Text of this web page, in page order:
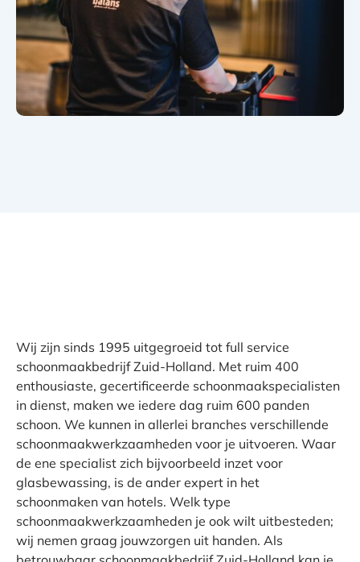
Wij zijn sinds 1995 uitgegroeid tot full service
schoonmaakbedrijf Zuid-Holland. Met ruim 400
enthousiaste, gecertificeerde schoonmaakspecialisten
in dienst, maken we iedere dag ruim 600 panden
schoon. We kunnen in allerlei branches verschillende
schoonmaakwerkzaamheden voor je uitvoeren. Waar
de ene specialist zich bijvoorbeeld inzet voor
glasbewassing, is de ander expert in het
schoonmaken van hotels. Welk type
schoonmaakwerkzaamheden je ook wilt uitbesteden;
wij nemen graag jouwzorgen uit handen. Als